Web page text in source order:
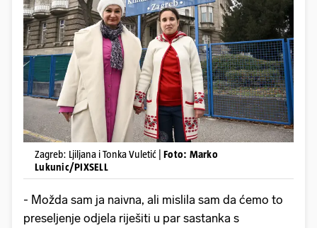
Zagreb: Ljiljana i Tonka Vuletić | Foto: Marko
Lukunic/PIXSELL
- Možda sam ja naivna, ali mislila sam da ćemo to
preseljenje odjela riješiti u par sastanka s